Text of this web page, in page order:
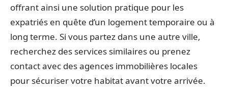
offrant ainsi une solution pratique pour les
expatriés en quête d’un logement temporaire ou à
long terme. Si vous partez dans une autre ville,
recherchez des services similaires ou prenez
contact avec des agences immobilières locales
pour sécuriser votre habitat avant votre arrivée.